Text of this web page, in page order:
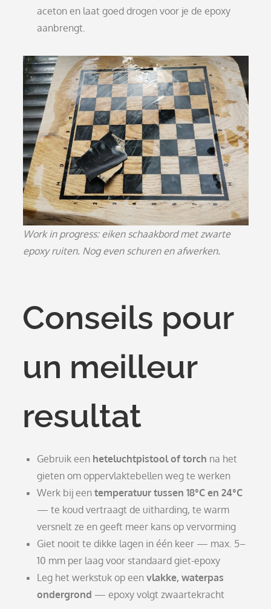
aceton en laat goed drogen voor je de epoxy
aanbrengt.
Work in progress: eiken schaakbord met zwarte
epoxy ruiten. Nog even schuren en afwerken.
Conseils pour
un meilleur
resultat
Gebruik een heteluchtpistool of torch na het
gieten om oppervlaktebellen weg te werken
Werk bij eentemperatuur tussen 18°C en 24°C
— te koud vertraagt de uitharding, te warm
versnelt ze en geeft meer kans op vervorming
Giet nooit te dikke lagen in één keer — max. 5–
10 mm per laag voor standaard giet-epoxy
Leg het werkstuk op eenvlakke, waterpas
ondergrond — epoxy volgt zwaartekracht